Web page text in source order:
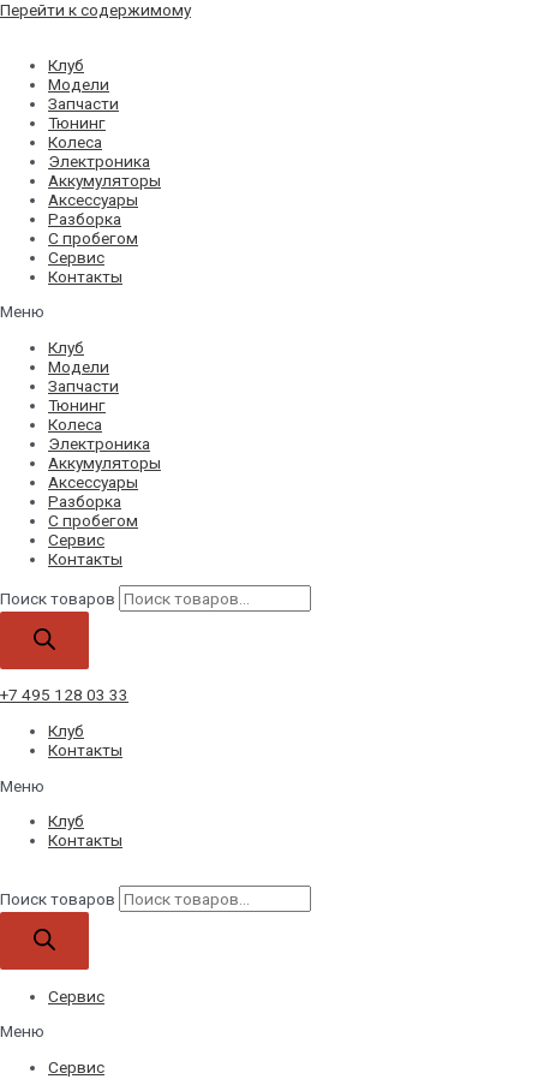
Перейти к содержимому
Клуб
Модели
Запчасти
Тюнинг
Колеса
Электроника
Аккумуляторы
Аксессуары
Разборка
С пробегом
Сервис
Контакты
Меню
Клуб
Модели
Запчасти
Тюнинг
Колеса
Электроника
Аккумуляторы
Аксессуары
Разборка
С пробегом
Сервис
Контакты
Поиск товаров
+7 495 128 03 33
Клуб
Контакты
Меню
Клуб
Контакты
Поиск товаров
Сервис
Меню
Сервис